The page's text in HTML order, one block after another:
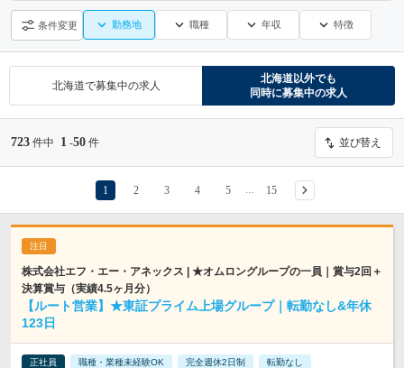
条件変更 勤務地 職種 年収 特徴
北海道で募集中の求人
北海道以外でも
同時に募集中の求人
723 件中 1 -50 件 並び替え
1 2 3 4 5 15
株式会社エフ・エー・アネックス | ★オムロングループの一員｜賞与2回＋
決算賞与（実績4.5ヶ月分）
【ルート営業】★東証プライム上場グループ｜転勤なし&年休
123日
正社員 職種・業種未経験OK 完全週休2日制 転勤なし